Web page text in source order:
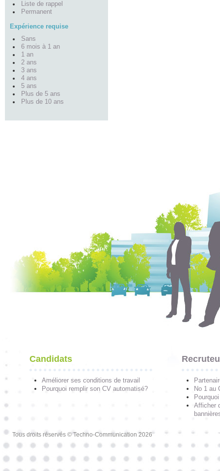
Liste de rappel
Permanent
Expérience requise
Sans
6 mois à 1 an
1 an
2 ans
3 ans
4 ans
5 ans
Plus de 5 ans
Plus de 10 ans
Candidats
Améliorer ses conditions de travail
Pourquoi remplir son CV automatisé?
No 1 au
Afficher
Tous droits réservés © Techno-Communication 2026